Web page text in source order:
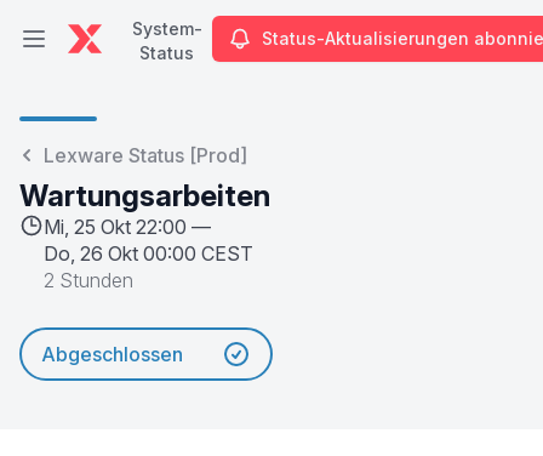
Hauptmenü öffnen
System-
Status
Status-Aktualisierungen
Lexware Status [Prod]
Wartungsarbeiten
Mi, 25 Okt 22:00 —
Do, 26 Okt 00:00 CEST
2 Stunden
Abgeschlossen